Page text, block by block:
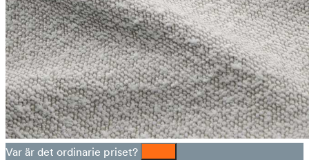
Var är det ordinarie priset?